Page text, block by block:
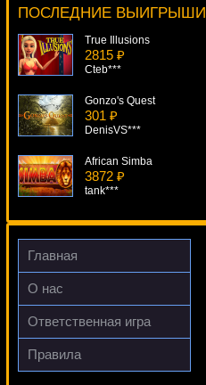
ПОСЛЕДНИЕ ВЫИГРЫШИ
verkhovod***
True Illusions
2815 ₽
Cteb***
Gonzo's Quest
301 ₽
DenisVS***
African Simba
3872 ₽
tank***
Top Trumps Football Legends
1769 ₽
Panamer***
Главная
О нас
Ответственная игра
Правила
Cops 'N' Robbers